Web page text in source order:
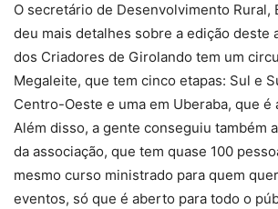
O secretário de Desenvolvimento Rural,
deu mais detalhes sobre a edição deste
dos Criadores de Girolando tem um
Megaleite, que tem cinco etapas: Sul e
Centro-Oeste e uma em Uberaba, que é
Além disso, a gente conseguiu também
da associação, que tem quase 100
mesmo curso ministrado para quem
eventos, só que é aberto para todo o